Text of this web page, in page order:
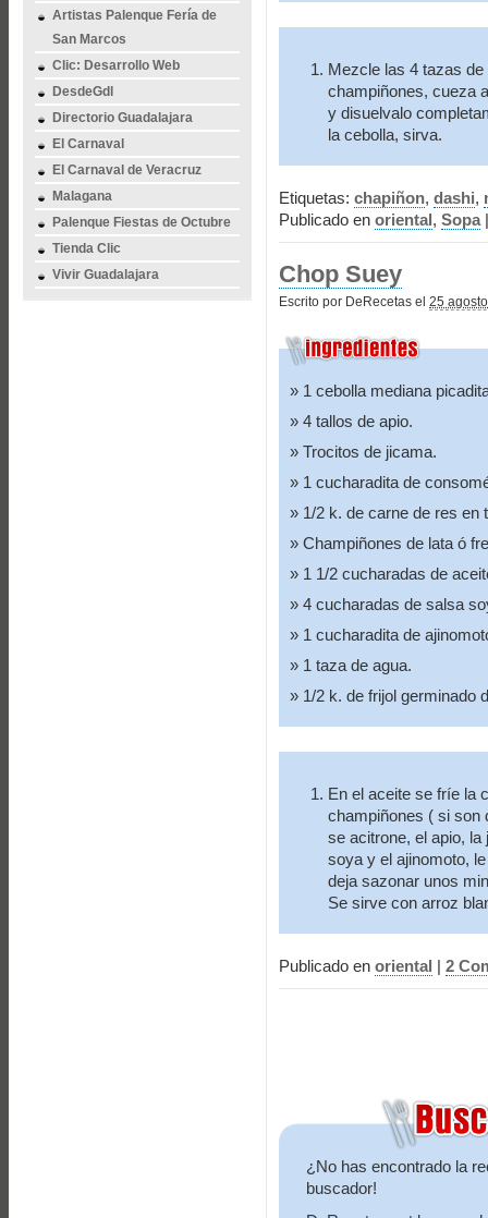
Artistas Palenque Fería de
San Marcos
Clic: Desarrollo Web
DesdeGdl
Directorio Guadalajara
El Carnaval
El Carnaval de Veracruz
Malagana
Palenque Fiestas de Octubre
Tienda Clic
Vivir Guadalajara
Mezcle las 4 tazas
champiñones, cueza
y disuelvalo
la cebolla, sirva.
Etiquetas: chapiñon, dashi,
Publicado en oriental, Sopa
Chop Suey
Escrito por DeRecetas el 25
1 cebolla mediana
4 tallos de apio.
Trocitos de jicama.
1 cucharadita de
1/2 k. de carne de res en
Champiñones de lata ó
1 1/2 cucharadas de
4 cucharadas de salsa
1 cucharadita de
1 taza de agua.
1/2 k. de frijol germinado
En el aceite se fríe la
champiñones ( si son
se acitrone, el apio,
soya y el ajinomoto,
deja sazonar unos
Se sirve con arroz
Publicado en oriental | 2
¿No has encontrado la
buscador!